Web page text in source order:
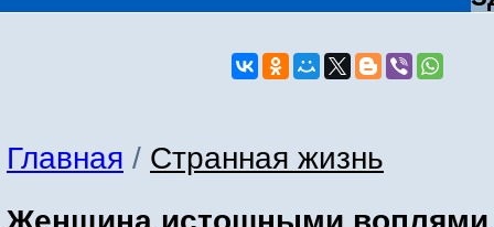
Главная / Странная жизнь